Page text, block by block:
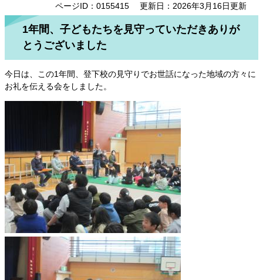
ページID：0155415 更新日：2026年3月16日更新
1年間、子どもたちを見守っていただきありが
とうございました
今日は、この1年間、登下校の見守りでお世話になった地域の方々に
お礼を伝える会をしました。